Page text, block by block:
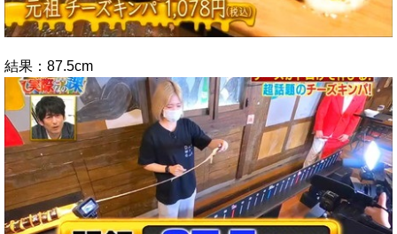
結果：87.5cm